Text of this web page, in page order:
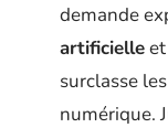
demande
artificielle
surclasse
numérique.